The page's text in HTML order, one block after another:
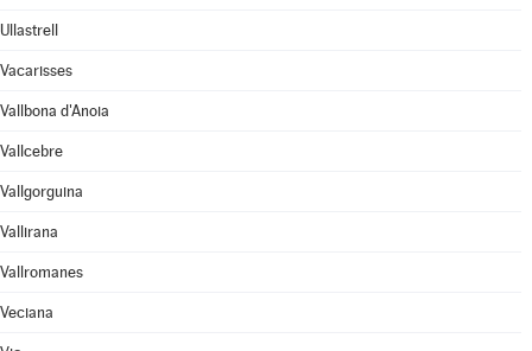
Ullastrell
Vacarisses
Vallbona d'Anoia
Vallcebre
Vallgorguina
Vallirana
Vallromanes
Veciana